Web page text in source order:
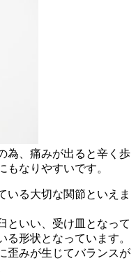
為、痛みが出ると辛く歩
もなりやすいです。
いる大切な関節といえま
といい、受け皿となって
形状となっています。
歪みが生じてバランスが